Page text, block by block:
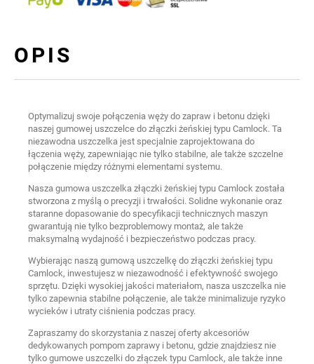
OPIS
Optymalizuj swoje połączenia węży do zapraw i betonu dzięki
naszej gumowej uszczelce do złączki żeńskiej typu Camlock. Ta
niezawodna uszczelka jest specjalnie zaprojektowana do
łączenia węży, zapewniając nie tylko stabilne, ale także szczelne
połączenie między różnymi elementami systemu.
Nasza gumowa uszczelka złączki żeńskiej typu Camlock została
stworzona z myślą o precyzji i trwałości. Solidne wykonanie oraz
staranne dopasowanie do specyfikacji technicznych maszyn
gwarantują nie tylko bezproblemowy montaż, ale także
maksymalną wydajność i bezpieczeństwo podczas pracy.
Wybierając naszą gumową uszczelkę do złączki żeńskiej typu
Camlock, inwestujesz w niezawodność i efektywność swojego
sprzętu. Dzięki wysokiej jakości materiałom, nasza uszczelka nie
tylko zapewnia stabilne połączenie, ale także minimalizuje ryzyko
wycieków i utraty ciśnienia podczas pracy.
Zapraszamy do skorzystania z naszej oferty akcesoriów
dedykowanych pompom zaprawy i betonu, gdzie znajdziesz nie
tylko gumowe uszczelki do złączek typu Camlock, ale także inne